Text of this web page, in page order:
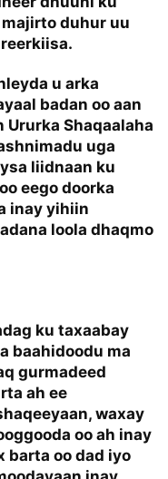
duhur uu
u arka
badan oo aan
Ururka Shaqaalaha
uga
liidnaan ku
eego doorka
inay yihiin
loola dhaqmo
ku taxaabay
baahidoodu ma
gurmadeed
ah ee
waxay
oo ah inay
barta oo dad iyo